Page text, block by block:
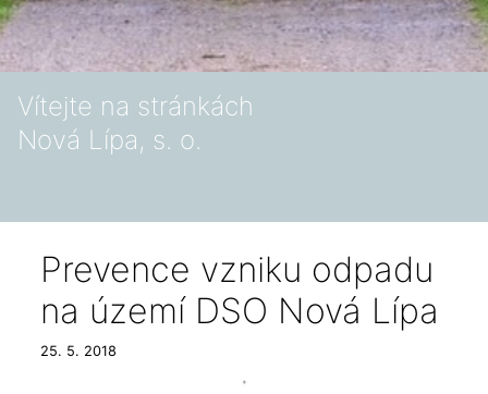
Vítejte na stránkách
Nová Lípa, s. o.
Prevence vzniku odpadu
na území DSO Nová Lípa
25. 5. 2018